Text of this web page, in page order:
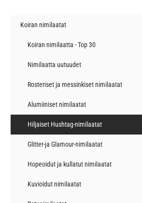
Koiran nimilaatat
Koiran nimilaatta - Top 30
Nimilaatta uutuudet
Rosteriset ja messinkiset nimilaatat
Alumiiniset nimilaatat
Hiljaiset Hushtag-nimilaatat
Glitter-ja Glamour-nimilaatat
Hopeoidut ja kullatut nimilaatat
Kuvioidut nimilaatat